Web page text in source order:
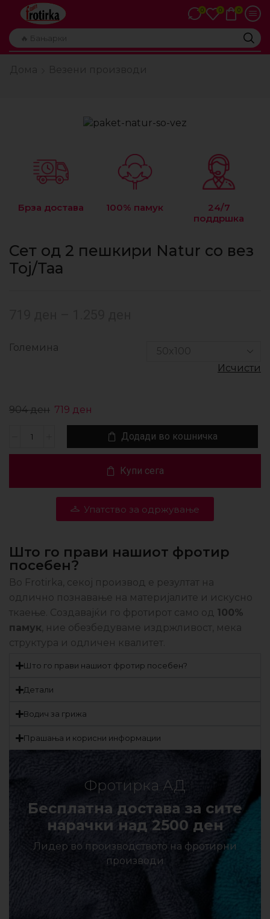
🔥 Бањарки
0 0 0
Брза достава 100% памук
24/7
поддршка
Сет од 2 пешкири Natur со вез
Тој/Таа
Големина
Исчисти
904ден 719 ден
Додади во кошничка
Купи сега
Упатство за одржување
Што го прави нашиот фротир
посебен?
Во Frotirka, секој производ е резултат на
одлично познавање на материјалите и искусно
ткаење. Создавајќи го фротирот само од 100%
памук, ние обезбедуваме издржливост, мека
структура и одличен квалитет.
Што го прави нашиот фротир посебен?
Детали
Водич за грижа
Прашања и корисни информации
Фротирка АД
Бесплатна достава за сите
нарачки над 2500 ден
Лидер во производството на фротирни
производи